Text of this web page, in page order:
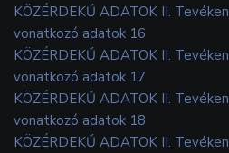
KÖZÉRDEKŰ ADATOK II.
vonatkozó adatok 16
KÖZÉRDEKŰ ADATOK II.
vonatkozó adatok 17
KÖZÉRDEKŰ ADATOK II.
vonatkozó adatok 18
KÖZÉRDEKŰ ADATOK II.